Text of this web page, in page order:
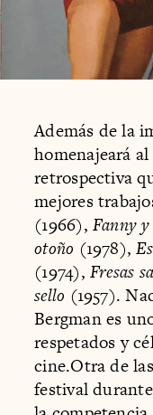
Además de la
homenajeará
retrospectiva
mejores
(1966), Fanny
otoño (1978),
(1974), Fresas
sello (1957).
Bergman es
respetados y
cine.Otra de
festival